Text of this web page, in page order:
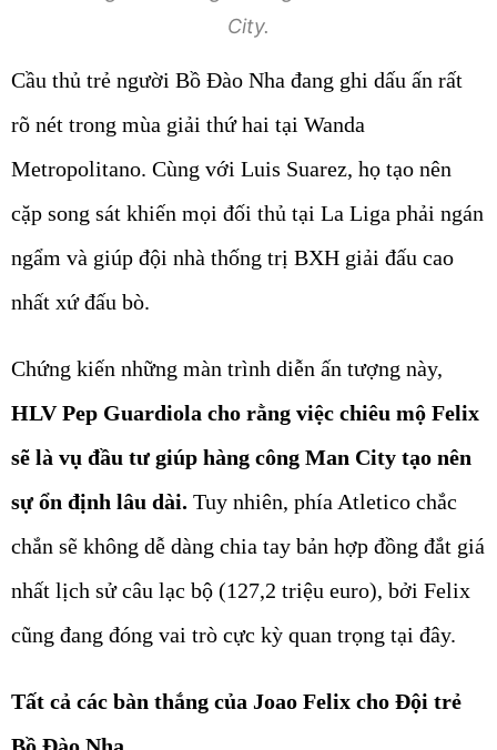
Cầu thủ trẻ người Bồ Đào Nha đang ghi dấu ấn rất
rõ nét trong mùa giải thứ hai tại Wanda
Metropolitano. Cùng với Luis Suarez, họ tạo nên
cặp song sát khiến mọi đối thủ tại La Liga phải ngán
ngẩm và giúp đội nhà thống trị BXH giải đấu cao
nhất xứ đấu bò.
HLV Pep Guardiola cho rằng việc chiêu mộ Felix
sẽ là vụ đầu tư giúp hàng công Man City tạo nên
sự ổn định lâu dài.Tuy nhiên, phía Atletico chắc
chắn sẽ không dễ dàng chia tay bản hợp đồng đắt giá
nhất lịch sử câu lạc bộ (127,2 triệu euro), bởi Felix
cũng đang đóng vai trò cực kỳ quan trọng tại đây.
Bồ Đào Nha